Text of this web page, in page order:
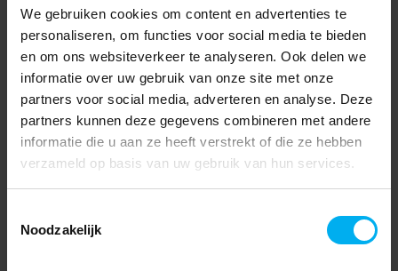
We gebruiken cookies om content en advertenties te
personaliseren, om functies voor social media te bieden
en om ons websiteverkeer te analyseren. Ook delen we
informatie over uw gebruik van onze site met onze
partners voor social media, adverteren en analyse. Deze
partners kunnen deze gegevens combineren met andere
informatie die u aan ze heeft verstrekt of die ze hebben
verzameld op basis van uw gebruik van hun services.
Noodzakelijk